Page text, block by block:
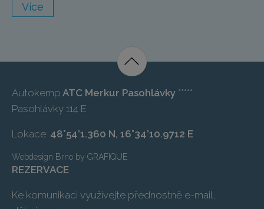
Více
Autokemp ATC Merkur Pasohlávky *****
Pasohlávky 114 E
Lokace: 48°54’1.360 N, 16°34’10.9712 E
Webdesign Brno by GRAFIQUE
REZERVACE
Ke komunikaci využívejte přednostně e-mail,